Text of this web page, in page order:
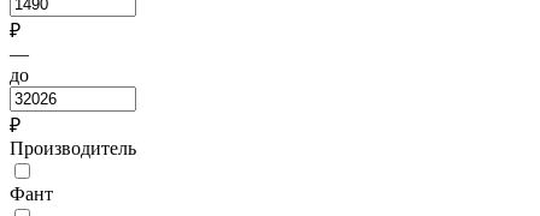
₽
—
до
₽
Производитель
Фант